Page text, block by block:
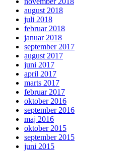
august 2018
juli 2018
februar 2018
januar 2018
september 2017
august 2017
juni 2017
april 2017
marts 2017
februar 2017
oktober 2016
september 2016
maj 2016
oktober 2015
september 2015
juni 2015